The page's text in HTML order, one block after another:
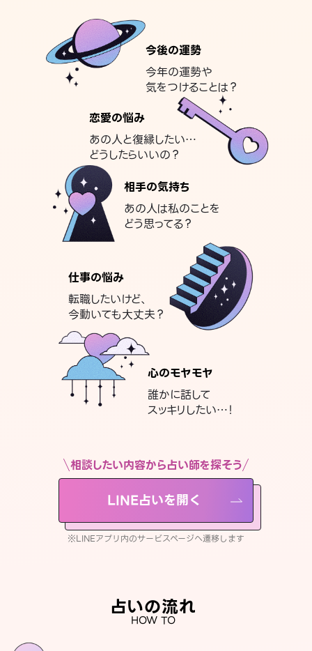
今後の運勢
今年の運勢や
気をつけることは？
恋愛の悩み
あの人と復縁したい…
どうしたらいいの？
相手の気持ち
あの人は私のことを
どう思ってる？
仕事の悩み
転職したいけど、
今動いても大丈夫？
心のモヤモヤ
誰かに話して
スッキリしたい…！
相談したい内容から占い師を探そう
LINE占いを開く
※LINEアプリ内のサービスページへ遷移します
占いの流れ
HOW TO